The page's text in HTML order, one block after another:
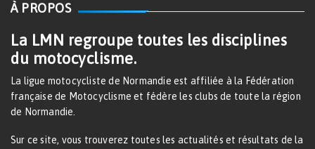
À PROPOS
La LMN regroupe toutes les disciplines
du motocyclisme.
La ligue motocycliste de Normandie est affiliée à la Fédération
française de Motocyclisme et fédère les clubs de toute la région
de Normandie.
Sur ce site, vous trouverez toutes les actualités et résultats de la